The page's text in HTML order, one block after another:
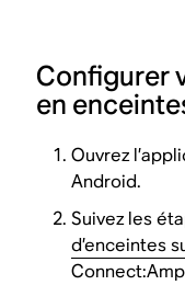
Configurer
en
Ouvrez
Android.
Suivez les
d’enceintes